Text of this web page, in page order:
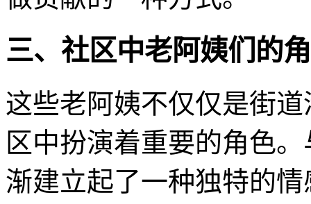
三、社区中老阿姨们的
这些老阿姨不仅仅是街
区中扮演着重要的角色
渐建立起了一种独特的